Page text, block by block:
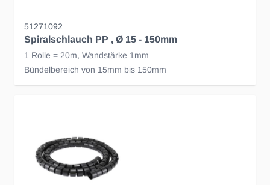
51271092
Spiralschlauch PP , Ø 15 - 150mm
1 Rolle = 20m, Wandstärke 1mm
Bündelbereich von 15mm bis 150mm